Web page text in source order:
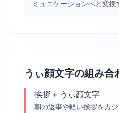
ミュニケーションへと変換
うぃ顔文字の組み合
挨拶 + うぃ顔文字
朝の返事や軽い挨拶をカ